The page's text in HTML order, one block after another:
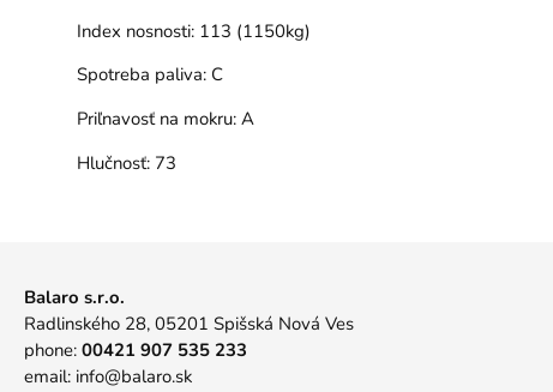
Index nosnosti:113 (1150kg)
Spotreba paliva:C
Priľnavosť na mokru:A
Hlučnosť:73
Balaro s.r.o.
Radlinského 28, 05201 Spišská Nová Ves
phone: 00421 907 535 233
email: info@balaro.sk